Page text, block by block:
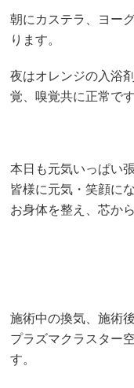
朝にカステラ、ヨー
ります。
夜はオレンジの入浴
覚、嗅覚共に正常で
本日も元気いっぱい
皆様に元気・笑顔に
お身体を整え、芯か
施術中の換気、施術
プラズマクラスター
す。